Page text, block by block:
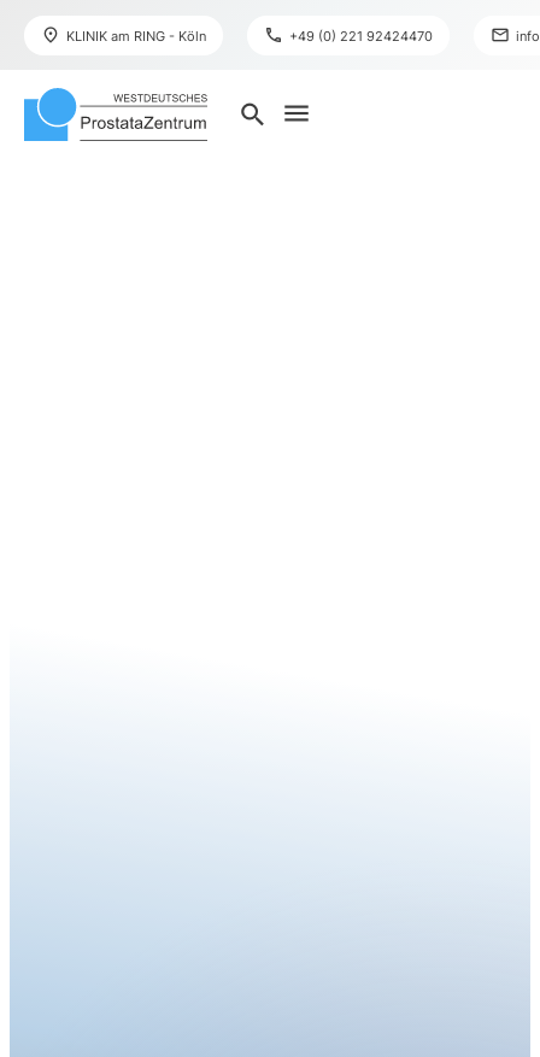
place KLINIK am RING - Köln phone +49 (0) 221 92424470 mail
search menu